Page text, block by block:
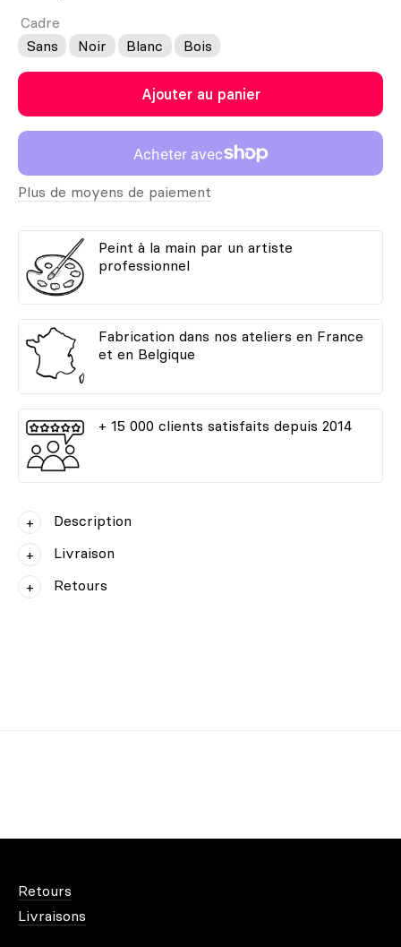
Cadre
Sans
Noir Blanc Bois
Ajouter au panier
Plus de moyens de paiement
Peint à la main par un artiste
professionnel
Fabrication dans nos ateliers en France
et en Belgique
+ 15 000 clients satisfaits depuis 2014
Description
Technique :
Livraison
Retours
Retours
Livraisons